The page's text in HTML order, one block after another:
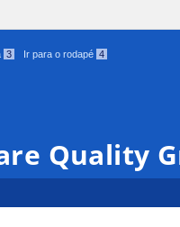
3 Ir para o rodapé 4
Quality